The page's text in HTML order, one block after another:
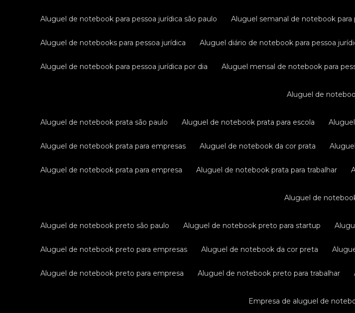
aluguel de notebook para pessoa jurídica são paulo aluguel semanal de notebook para
aluguel de notebooks para pessoa jurídica aluguel diário de notebook para pessoa
aluguel de notebook para pessoa jurídica por dia aluguel mensal de notebook para
aluguel de
aluguel de notebook prata são paulo aluguel de notebook prata para escola
aluguel de notebook prata para empresas aluguel de notebook da cor prata
aluguel de notebook prata para empresa aluguel de notebook prata para trabalhar
aluguel de
aluguel de notebook preto são paulo aluguel de notebook preto para startup
aluguel de notebook preto para empresas aluguel de notebook da cor preta
aluguel de notebook preto para empresa aluguel de notebook preto para trabalhar
empresa de aluguel de